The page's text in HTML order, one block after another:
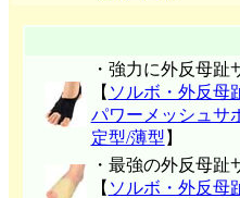
・強力に外反母趾
【 ソルボ・外反母
パワーメッシュサ
定型/薄型 】
・最強の外反母趾
【 ソルボ・外反母